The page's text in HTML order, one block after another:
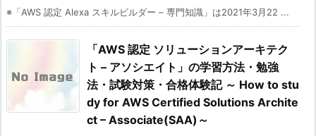
※「AWS 認定 Alexa スキルビルダー – 専門知識」は2021年3月22 ...
「AWS 認定 ソリューションアーキテク
ト – アソシエイト」の学習方法・勉強
法・試験対策・合格体験記 ～ How to stu
dy for AWS Certified Solutions Archite
ct – Associate(SAA)～